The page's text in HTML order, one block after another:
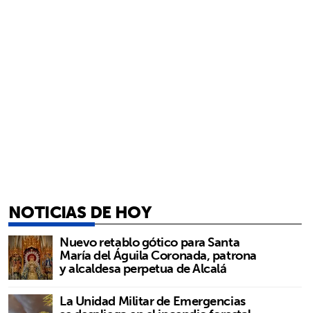
NOTICIAS DE HOY
Nuevo retablo gótico para Santa
María del Águila Coronada, patrona
y alcaldesa perpetua de Alcalá
La Unidad Militar de Emergencias